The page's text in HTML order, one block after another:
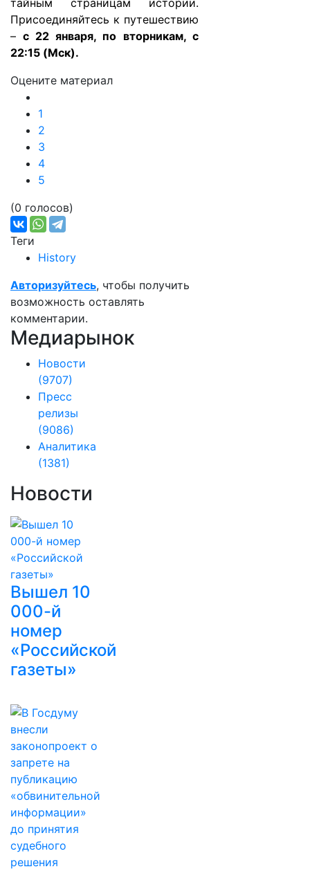
тайным страницам истории.
Присоединяйтесь к путешествию
–с 22 января, по вторникам, с
22:15 (Мск).
Оцените материал
1
2
3
4
5
(0 голосов)
Теги
History
Авторизуйтесь, чтобы получить
возможность оставлять
комментарии.
Медиарынок
Новости
(9707)
Пресс
релизы
(9086)
Аналитика
(1381)
Новости
Вышел 10
000-й
номер
«Российской
газеты»